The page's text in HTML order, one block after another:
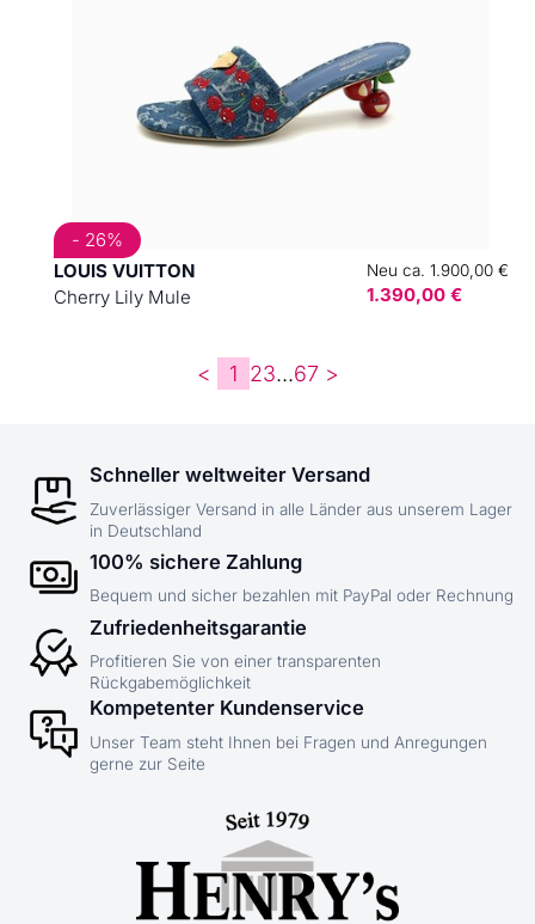
LOUIS VUITTON
Cherry Lily Mule
Neu ca. 1.900,00 €
1.390,00 €
- 26%
< 1 23...67>
Schneller weltweiter Versand
Zuverlässiger Versand in alle Länder aus unserem Lager
in Deutschland
100% sichere Zahlung
Bequem und sicher bezahlen mit PayPal oder Rechnung
Zufriedenheitsgarantie
Profitieren Sie von einer transparenten
Rückgabemöglichkeit
Kompetenter Kundenservice
Unser Team steht Ihnen bei Fragen und Anregungen
gerne zur Seite